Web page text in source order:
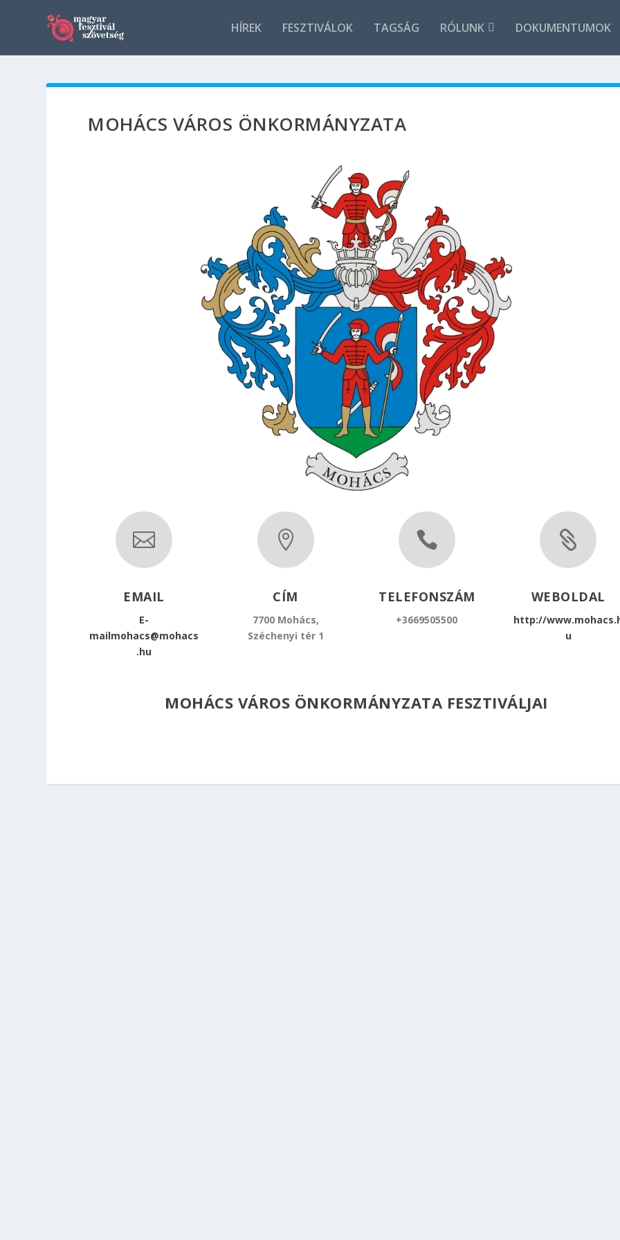
HÍREK FESZTIVÁLOK TAGSÁG RÓLUNK DOKUMENTUMOK
MOHÁCS VÁROS ÖNKORMÁNYZATA

EMAIL
E-
mailmohacs@mohacs
.hu

CÍM
7700 Mohács,
Széchenyi tér 1

TELEFONSZÁM
+3669505500

WEBOLDAL
http://
u
MOHÁCS VÁROS ÖNKORMÁNYZATA FESZTIVÁLJAI